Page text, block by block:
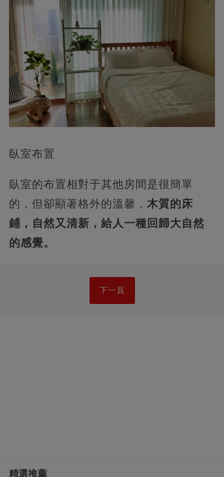
臥室布置
臥室的布置相對于其他房間是很簡單
的，但卻顯著格外的溫馨， 木質的床
鋪，自然又清新，給人一種回歸大自然
的感覺。
下一頁
精選推薦